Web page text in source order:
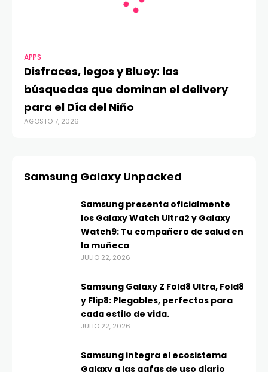
APPS
Disfraces, legos y Bluey: las
búsquedas que dominan el delivery
para el Día del Niño
AGOSTO 7, 2026
Samsung Galaxy Unpacked
Samsung presenta oficialmente
los Galaxy Watch Ultra2 y Galaxy
Watch9: Tu compañero de salud en
la muñeca
JULIO 22, 2026
Samsung Galaxy Z Fold8 Ultra, Fold8
y Flip8: Plegables, perfectos para
cada estilo de vida.
JULIO 22, 2026
Samsung integra el ecosistema
Galaxy a las gafas de uso diario